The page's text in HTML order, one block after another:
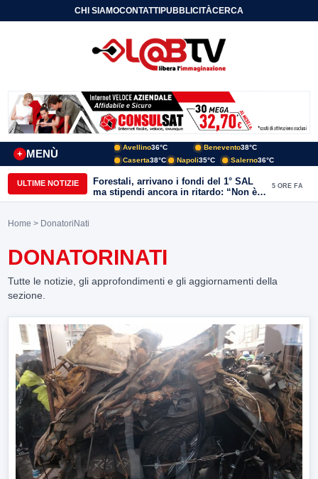
CHI SIAMOCONTATTIPUBBLICITÀCERCA
MENÙ
+
Avellino36°C Benevento38°C
Caserta38°C Napoli35°C Salerno36°C
ULTIME NOTIZIE
Forestali, arrivano i fondi del 1° SAL
ma stipendi ancora in ritardo: “Non è
più sostenibile”
5 ORE FA
Home > DonatoriNati
DONATORINATI
Tutte le notizie, gli approfondimenti e gli aggiornamenti della
sezione.